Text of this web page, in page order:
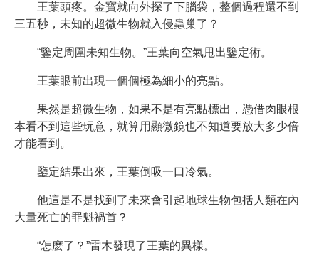
王葉頭疼。金寶就向外探了下腦袋，整個過程還不到
三五秒，未知的超微生物就入侵蟲巢了？
“鑒定周圍未知生物。”王葉向空氣甩出鑒定術。
王葉眼前出現一個個極為細小的亮點。
果然是超微生物，如果不是有亮點標出，憑借肉眼根
本看不到這些玩意，就算用顯微鏡也不知道要放大多少倍
才能看到。
鑒定結果出來，王葉倒吸一口冷氣。
他這是不是找到了未來會引起地球生物包括人類在內
大量死亡的罪魁禍首？
“怎麽了？”雷木發現了王葉的異樣。